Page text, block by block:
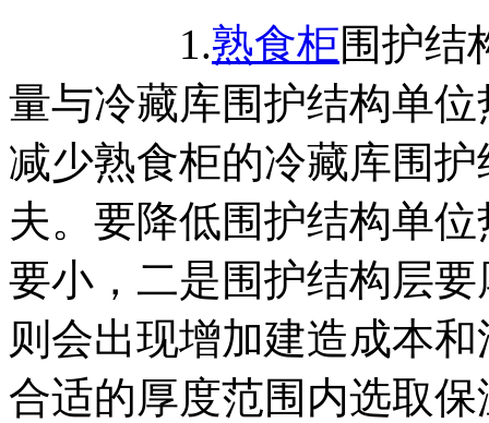
1.熟食柜围护结
量与冷藏库围护结构单
减少熟食柜的冷藏库围
夫。要降低围护结构单
要小，二是围护结构层
则会出现增加建造成本
合适的厚度范围内选取